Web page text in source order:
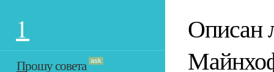
1
Прошу совета ask
Описан